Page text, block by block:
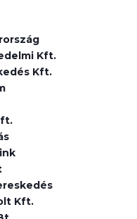
Kft.
Kft.
Kft.